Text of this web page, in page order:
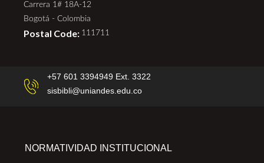
Carrera 1# 18A-12
Bogotá - Colombia
Postal Code: 111711
+57 601 3394949 Ext. 3322
sisbibli@uniandes.edu.co
NORMATIVIDAD INSTITUCIONAL